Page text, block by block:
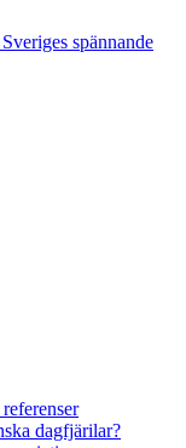
dagfjärilar?